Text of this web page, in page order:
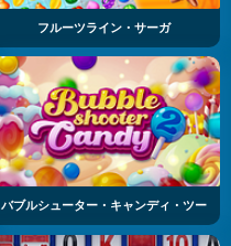
フルーツライン・サーガ
バブルシューター・キャンディ・ツー